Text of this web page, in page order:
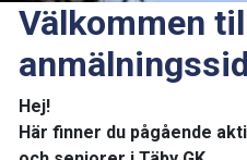
Välkommen
Hej!
Här finner du pågående